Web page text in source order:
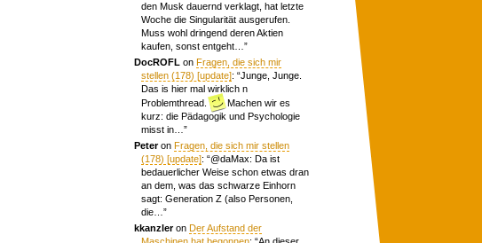
den Musk dauernd verklagt, hat letzte
Woche die Singularität ausgerufen.
Muss wohl dringend deren Aktien
kaufen, sonst entgeht… ”
DocROFL onFragen, die sich mir
stellen (178) [update]: “Junge, Junge.
Das is hier mal wirklich n
Problemthread.
Machen wir es
kurz: die Pädagogik und Psychologie
misst in… ”
PeteronFragen, die sich mir stellen
(178) [update]: “@daMax: Da ist
bedauerlicher Weise schon etwas dran
an dem, was das schwarze Einhorn
sagt: Generation Z (also Personen,
die… ”
kkanzleronDer Aufstand der